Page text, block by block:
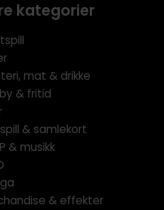
kategorier
mat & drikke
& fritid
& samlekort
& musikk
& effekter